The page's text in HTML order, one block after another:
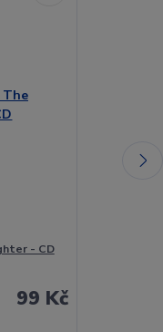
- CD
99 Kč